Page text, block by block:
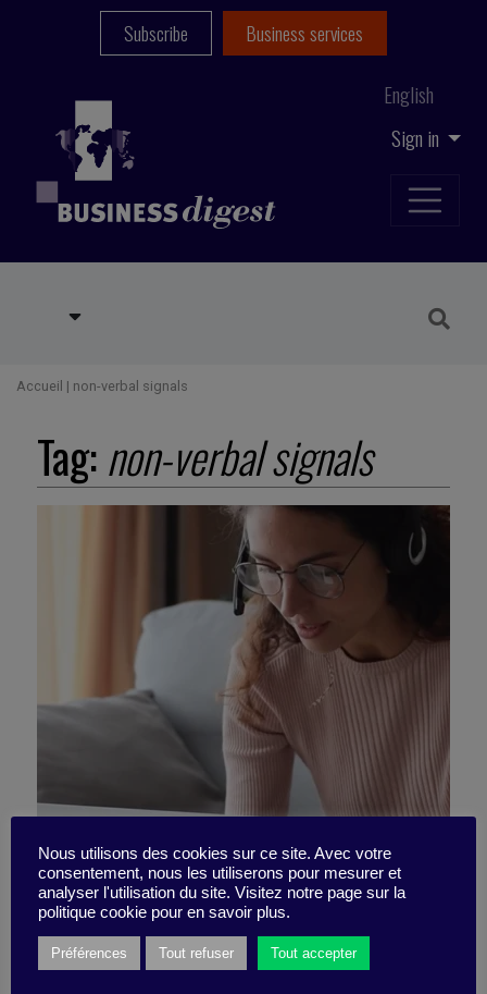
Sign in
English
Subscribe Business services
Accueil | non-verbal signals
Tag:non-verbal signals
Remove the 2 major hurdles
to remote communication
Nous utilisons des cookies sur ce site. Avec votre
consentement, nous les utiliserons pour mesurer et
analyser l'utilisation du site. Visitez notre page sur la
politique cookie pour en savoir plus.
Préférences Tout refuser Tout accepter